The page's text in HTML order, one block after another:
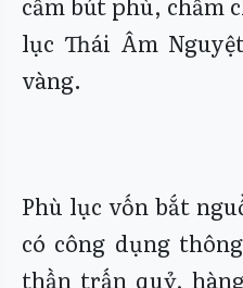
lục Thái Âm
vàng.
Phù lục vốn bắt
có công dụng
thần trấn quỷ,